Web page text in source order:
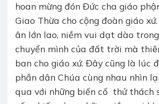
hoan mừng đón Đức cha giáo
Giao Thừa cho cộng đoàn giáo
ân lớn lao, niềm vui dạt dào
chuyển mình của đất trời mà
ban cho giáo xứ. Đây cũng là lúc
phần dân Chúa cùng nhau nhìn
qua với những biến cố thử thách